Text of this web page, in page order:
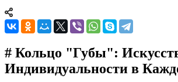
# Кольцо "Губы":
Индивидуальности в